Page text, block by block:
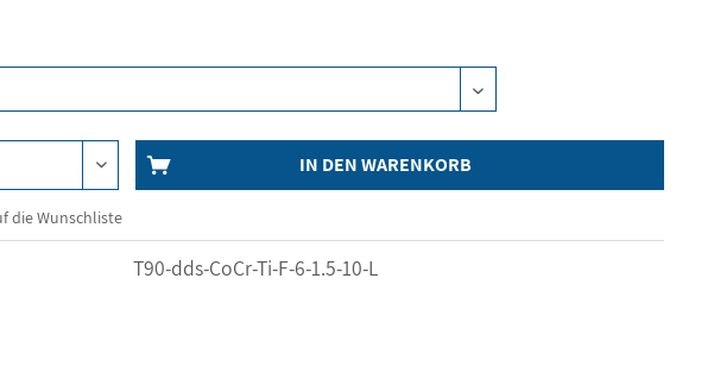
IN DEN WARENKORB
die Wunschliste
T90-dds-CoCr-Ti-F-6-1.5-10-L